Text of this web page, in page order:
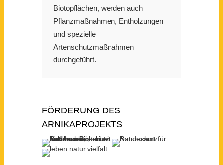
Biotopflächen, werden auch
Pflanzmaßnahmen, Entholzungen
und spezielle
Artenschutzmaßnahmen
durchgeführt.
FÖRDERUNG DES
ARNIKAPROJEKTS